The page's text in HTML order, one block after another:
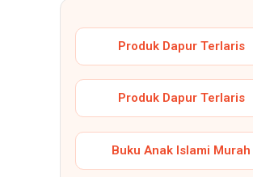
Produk Dapur Terlaris
Produk Dapur Terlaris
Buku Anak Islami Murah